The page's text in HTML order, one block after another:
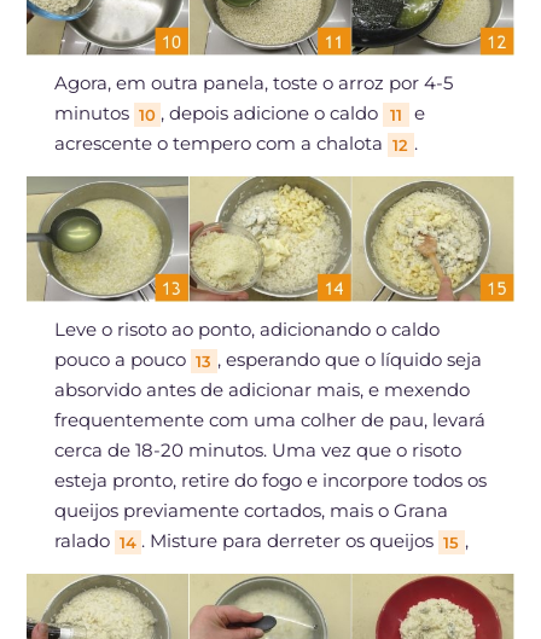
Agora, em outra panela, toste o arroz por 4-5
minutos 10 , depois adicione o caldo 11
e
acrescente o tempero com a chalota 12 .
Leve o risoto ao ponto, adicionando o caldo
pouco a pouco 13 , esperando que o líquido seja
absorvido antes de adicionar mais, e mexendo
frequentemente com uma colher de pau, levará
cerca de 18-20 minutos. Uma vez que o risoto
esteja pronto, retire do fogo e incorpore todos os
queijos previamente cortados, mais o Grana
ralado 14 . Misture para derreter os queijos 15 ,